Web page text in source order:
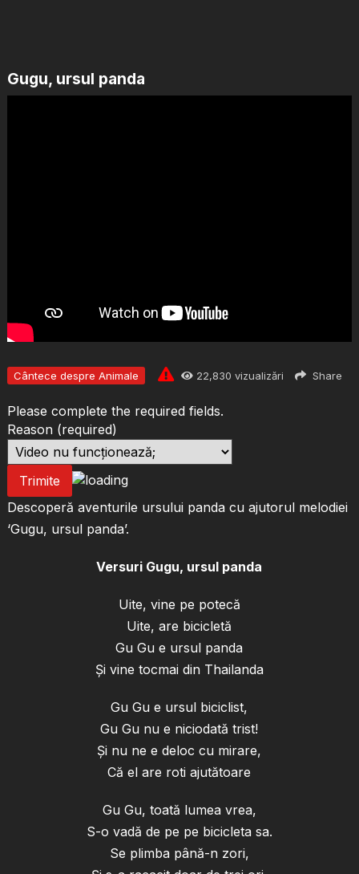
Gugu, ursul panda
Cântece despre Animale 22,830 vizualizări Share
Please complete the required fields.
Reason (required)
Trimite
Descoperă aventurile ursului panda cu ajutorul melodiei
‘Gugu, ursul panda’.
Versuri Gugu, ursul panda
Uite, vine pe potecă
Uite, are bicicletă
Gu Gu e ursul panda
Și vine tocmai din Thailanda
Gu Gu e ursul biciclist,
Gu Gu nu e niciodată trist!
Și nu ne e deloc cu mirare,
Că el are roti ajutătoare
Gu Gu, toată lumea vrea,
S-o vadă de pe pe bicicleta sa.
Se plimba până-n zori,